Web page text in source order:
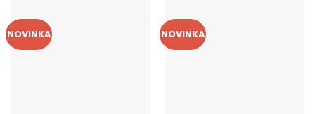
NOVINKA NOVINKA